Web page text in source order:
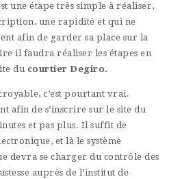
une étape très simple à réaliser,
une rapidité et qui ne
afin de garder sa place sur la
il faudra réaliser les étapes en
du courtier Degiro.
c’est pourtant vrai.
afin de s’inscrire sur le site du
et pas plus. Il suffit de
et là le système
devra se charger du contrôle des
auprès de l’institut de